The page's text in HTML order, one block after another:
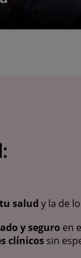
tu salud y la de
y seguro en
clínicos sin